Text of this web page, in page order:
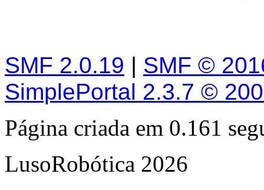
SMF 2.0.19 | SMF ©
SimplePortal 2.3.7 ©
Página criada em 0.161
LusoRobótica 2026